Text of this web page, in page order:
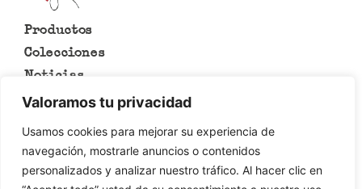
Valoramos tu privacidad
Usamos cookies para mejorar su experiencia de
navegación, mostrarle anuncios o contenidos
personalizados y analizar nuestro tráfico. Al hacer clic en
Productos
Colecciones
Noticias
Lo que se hace en esta casa
Aviso legal
Política de cookies